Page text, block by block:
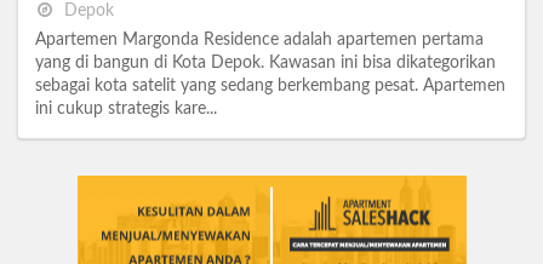
Depok
Apartemen Margonda Residence adalah apartemen pertama
yang di bangun di Kota Depok. Kawasan ini bisa dikategorikan
sebagai kota satelit yang sedang berkembang pesat. Apartemen
ini cukup strategis kare...